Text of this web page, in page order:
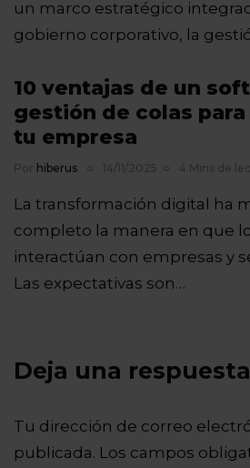
un marco estratégico
gobierno corporativo, la
10 ventajas de un
gestión de colas
tu empresa
Por hiberus 14/11/2025 4 Mins de
La transformación digital ha
completo la manera en que
interactúan con empresas y
Las expectativas son…
Deja una respuesta
Tu dirección de correo
publicada. Los campos